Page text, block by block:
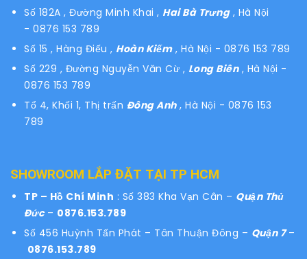
Số 182A , Đường Minh Khai , Hai Bà Trưng, Hà Nội
- 0876 153 789
Số 15 , Hàng Điếu , Hoàn Kiếm, Hà Nội - 0876 153 789
Số 229 , Đường Nguyễn Văn Cừ , Long Biên , Hà Nội -
0876 153 789
Tổ 4, Khối 1, Thị trấn Đông Anh, Hà Nội - 0876 153
789
SHOWROOM LẮP ĐẶT TẠI TP HCM
TP – Hồ Chí Minh : Số 383 Kha Vạn Cân – Quận Thủ
Đức– 0876.153.789
Số 456 Huỳnh Tấn Phát – Tân Thuận Đông – Quận 7–
0876.153.789